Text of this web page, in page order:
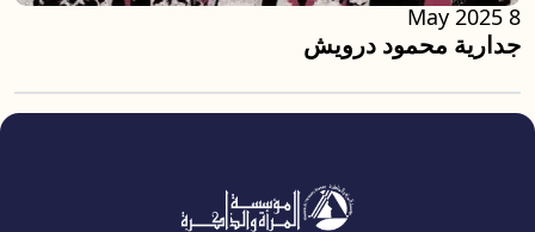
جدارية محمود درويش
8 May 2025